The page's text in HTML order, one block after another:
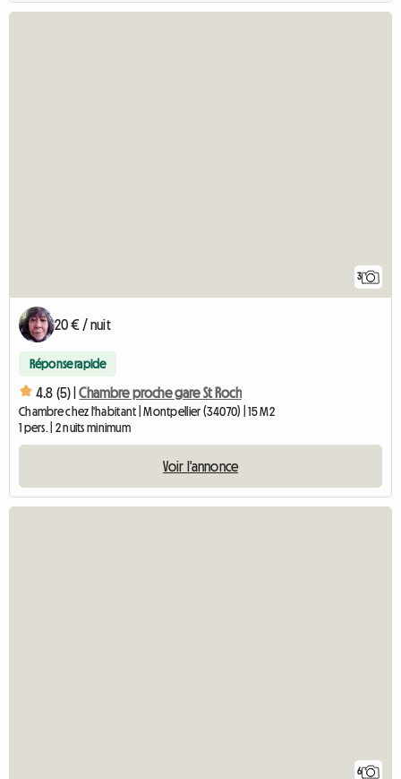
3
20 € / nuit
Réponse rapide
4.8 (5) | Chambre proche gare St Roch
Chambre chez l'habitant | Montpellier (34070) | 15 M2
1 pers. | 2 nuits minimum
Voir l'annonce
6